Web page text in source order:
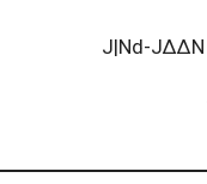
J|Nd-J∆∆N